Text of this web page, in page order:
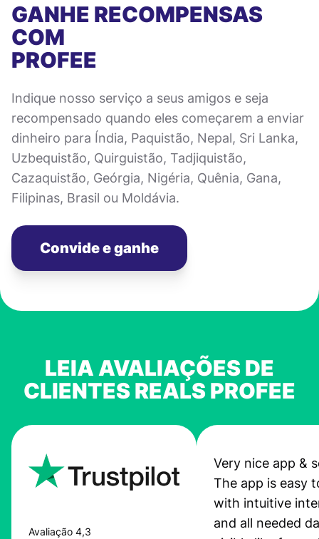
GANHE RECOMPENSAS
COM
PROFEE
Indique nosso serviço a seus amigos e seja
recompensado quando eles começarem a enviar
dinheiro para Índia, Paquistão, Nepal, Sri Lanka,
Uzbequistão, Quirguistão, Tadjiquistão,
Cazaquistão, Geórgia, Nigéria, Quênia, Gana,
Filipinas, Brasil ou Moldávia.
Convide e ganhe
LEIA AVALIAÇÕES DE
CLIENTES REALS PROFEE
Avaliação 4,3
Very nice app &
The app is easy
with intuitive
and all needed